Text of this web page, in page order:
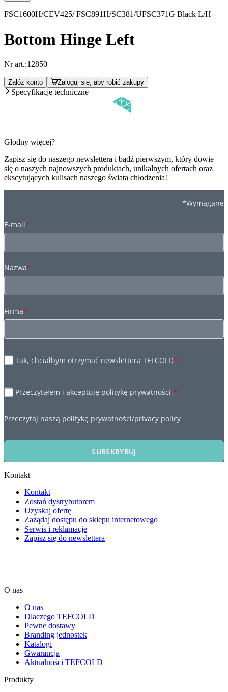
FSC1600H/CEV425/ FSC891H/SC381/UFSC371G Black L/H
Bottom Hinge Left
Nr art.:12850
Załóż konto Zaloguj się, aby robić zakupy
Specyfikacje techniczne
Głodny więcej?
Zapisz się do naszego newslettera i bądź pierwszym, który dowie
się o naszych najnowszych produktach, unikalnych ofertach oraz
ekscytujących kulisach naszego świata chłodzenia!
*Wymagane
E-mail*
Nazwa*
Firma*
Tak, chciałbym otrzymać newslettera TEFCOLD*
Przeczytałem i akceptuję politykę prywatności.*
Przeczytaj naszą politykę prywatności/privacy policy
SUBSKRYBUJ
Kontakt
Kontakt
Zostań dystrybutorem
Uzyskaj ofertę
Zażądaj dostępu do sklepu internetowego
Serwis i reklamacje
Zapisz się do newslettera
O nas
O nas
Dlaczego TEFCOLD
Pewne dostawy
Branding jednostek
Katalogi
Gwarancja
Aktualności TEFCOLD
Produkty